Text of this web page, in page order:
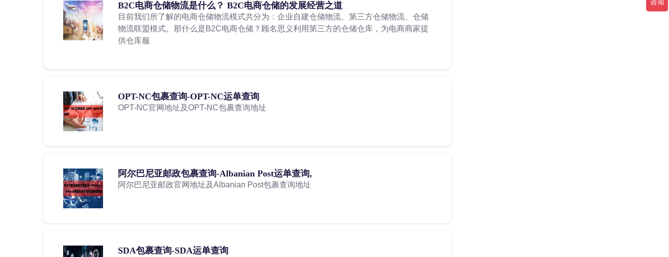
B2C电商仓储物流是什么？ B2C电商仓储的发展经营之道
目前我们所了解的电商仓储物流模式共分为：企业自建仓储物流、第三方仓储物流、仓储
物流联盟模式。那什么是B2C电商仓储？顾名思义利用第三方的仓储仓库，为电商商家提
供仓库服
OPT-NC包裹查询-OPT-NC运单查询
OPT-NC官网地址及OPT-NC包裹查询地址
阿尔巴尼亚邮政包裹查询-Albanian Post运单查询,
阿尔巴尼亚邮政官网地址及Albanian Post包裹查询地址
SDA包裹查询-SDA运单查询